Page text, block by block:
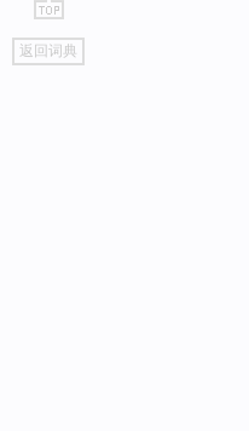
go
top
返回词典